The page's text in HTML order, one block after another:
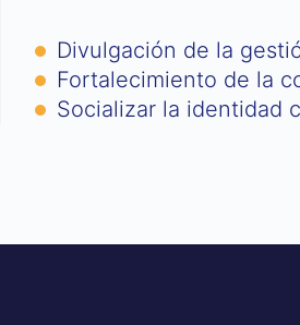
Divulgación de la
Fortalecimiento de la
Socializar la identidad